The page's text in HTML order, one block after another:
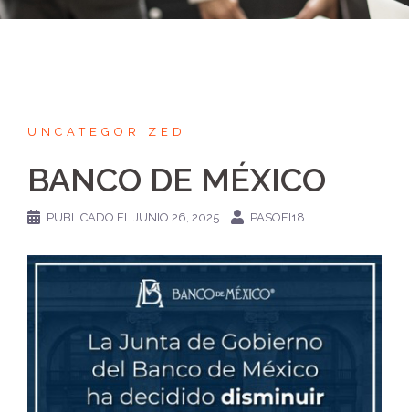
UNCATEGORIZED
BANCO DE MÉXICO
PUBLICADO ELJUNIO 26, 2025 PASOFI18